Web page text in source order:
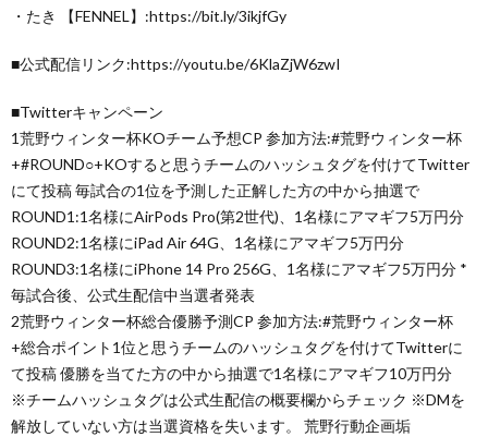
・たき 【FENNEL】:https://bit.ly/3ikjfGy
■公式配信リンク:https://youtu.be/6KlaZjW6zwI
■Twitterキャンペーン
1荒野ウィンター杯KOチーム予想CP 参加方法:#荒野ウィンター杯
+#ROUND○+KOすると思うチームのハッシュタグを付けてTwitter
にて投稿 毎試合の1位を予測した正解した方の中から抽選で
ROUND1:1名様にAirPods Pro(第2世代)、1名様にアマギフ5万円分
ROUND2:1名様にiPad Air 64G、1名様にアマギフ5万円分
ROUND3:1名様にiPhone 14 Pro 256G、1名様にアマギフ5万円分 *
毎試合後、公式生配信中当選者発表
2荒野ウィンター杯総合優勝予測CP 参加方法:#荒野ウィンター杯
+総合ポイント1位と思うチームのハッシュタグを付けてTwitterに
て投稿 優勝を当てた方の中から抽選で1名様にアマギフ10万円分
※チームハッシュタグは公式生配信の概要欄からチェック ※DMを
解放していない方は当選資格を失います。 荒野行動企画垢